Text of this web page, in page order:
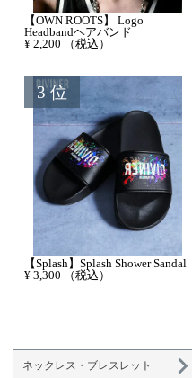
【OWN ROOTS】 Logo
Headbandヘアバンド
¥ 2,200 （税込）
【Splash】Splash Shower Sandal
¥ 3,300 （税込）
ネックレス・ブレスレット